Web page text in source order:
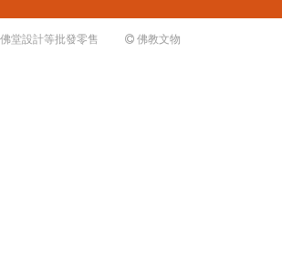
佛教文物
堂設計等批發零售